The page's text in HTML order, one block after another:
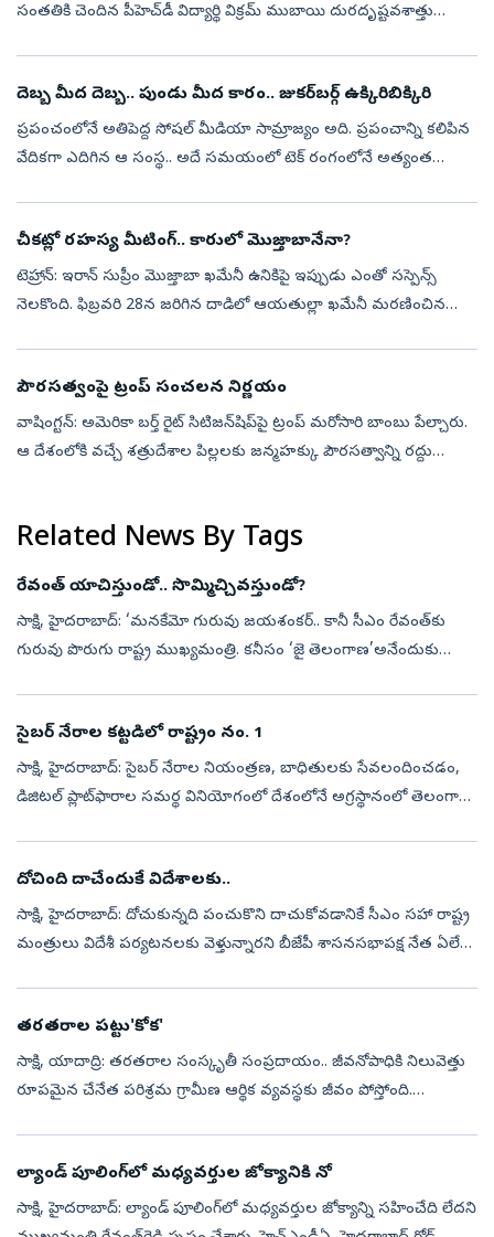
సంతతికి చెందిన పీహెచ్‌డీ విద్యార్థి విక్రమ్ ముబాయి దురదృష్టవశాత్తు
దెబ్బ మీద దెబ్బ.. పుండు మీద కారం.. జుకర్‌బర్గ్‌ ఉక్కిరిబిక్కిరి
ప్రపంచంలోనే అతిపెద్ద సోషల్‌ మీడియా సామ్రాజ్యం అది. ప్రపంచాన్ని కలిపిన
వేదికగా ఎదిగిన ఆ సంస్థ.. అదే సమయంలో టెక్‌ రంగంలోనే అత్యంత
చీకట్లో రహస్య మీటింగ్.. కారులో మెుజ్తాబానేనా?
టెహ్రాన్‌: ఇరాన్‌ సుప్రీం మెుజ్తాబా ఖమేనీ ఉనికిపై ఇప్పుడు ఎంతో సస్పెన్స్‌
నెలకొంది. ఫిబ్రవరి 28న జరిగిన దాడిలో ఆయతుల్లా ఖమేనీ మరణించిన
పౌరసత్వంపై ట్రంప్ సంచలన నిర్ణయం
వాషింగ్టన్‌: అమెరికా బర్త్‌ రైట్‌ సిటిజన్‌షిప్‌పై ట్రంప్‌ మరోసారి బాంబు పేల్చారు.
ఆ దేశంలోకి వచ్చే శత్రుదేశాల పిల్లలకు జన్మహక్కు పౌరసత్వాన్ని రద్దు
Related News By Tags
రేవంత్‌ యాచిస్తుండో.. సొమ్మిచ్చివస్తుండో?
సాక్షి, హైదరాబాద్‌: ‘మనకేమో గురువు జయశంకర్‌.. కానీ సీఎం రేవంత్‌కు
గురువు పొరుగు రాష్ట్ర ముఖ్యమంత్రి. కనీసం ‘జై తెలంగాణ’అనేందుకు
సైబర్‌ నేరాల కట్టడిలో రాష్ట్రం నం. 1
సాక్షి, హైదరాబాద్‌: సైబర్‌ నేరాల నియంత్రణ, బాధితులకు సేవలందించడం,
డిజిటల్‌ ప్లాట్‌ఫారాల సమర్థ వినియోగంలో దేశంలోనే అగ్రస్థానంలో తెలంగాణ
దోచింది దాచేందుకే విదేశాలకు..
సాక్షి, హైదరాబాద్‌: దోచుకున్నది పంచుకొని దాచుకోవడానికే సీఎం సహా రాష్ట్ర
మంత్రులు విదేశీ పర్యటనలకు వెళ్తున్నారని బీజేపీ శాసనసభాపక్ష నేత ఏలేటి
తరతరాల పట్టు'కోక'
సాక్షి, యాదాద్రి: తరతరాల సంస్కృతీ సంప్రదాయం.. జీవనోపాధికి నిలువెత్తు
రూపమైన చేనేత పరిశ్రమ గ్రామీణ ఆర్థిక వ్యవస్థకు జీవం పోస్తోంది.
ల్యాండ్‌ పూలింగ్‌లో మధ్యవర్తుల జోక్యానికి నో
సాక్షి, హైదరాబాద్‌: ల్యాండ్‌ పూలింగ్‌లో మధ్యవర్తుల జోక్యాన్ని సహించేది లేదని